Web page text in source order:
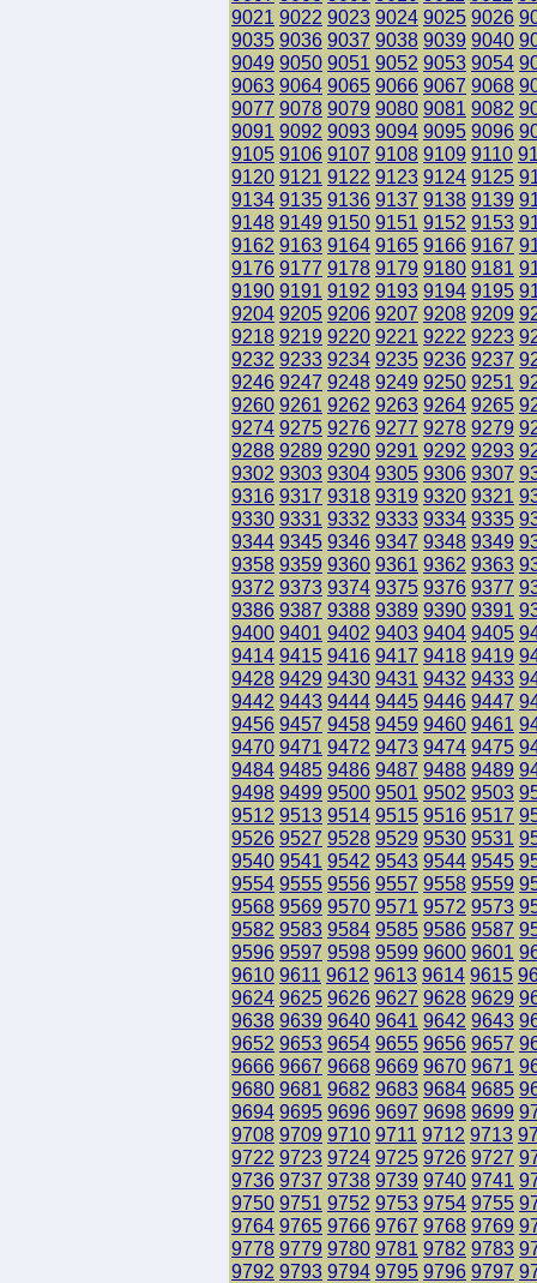
9021 9022 9023 9024 9025 9026
9035 9036 9037 9038 9039 9040
9049 9050 9051 9052 9053 9054
9063 9064 9065 9066 9067 9068
9077 9078 9079 9080 9081 9082
9091 9092 9093 9094 9095 9096
9105 9106 9107 9108 9109 9110
9120 9121 9122 9123 9124 9125
9134 9135 9136 9137 9138 9139
9148 9149 9150 9151 9152 9153
9162 9163 9164 9165 9166 9167
9176 9177 9178 9179 9180 9181
9190 9191 9192 9193 9194 9195
9204 9205 9206 9207 9208 9209
9218 9219 9220 9221 9222 9223
9232 9233 9234 9235 9236 9237
9246 9247 9248 9249 9250 9251
9260 9261 9262 9263 9264 9265
9274 9275 9276 9277 9278 9279
9288 9289 9290 9291 9292 9293
9302 9303 9304 9305 9306 9307
9316 9317 9318 9319 9320 9321
9330 9331 9332 9333 9334 9335
9344 9345 9346 9347 9348 9349
9358 9359 9360 9361 9362 9363
9372 9373 9374 9375 9376 9377
9386 9387 9388 9389 9390 9391
9400 9401 9402 9403 9404 9405
9414 9415 9416 9417 9418 9419
9428 9429 9430 9431 9432 9433
9442 9443 9444 9445 9446 9447
9456 9457 9458 9459 9460 9461
9470 9471 9472 9473 9474 9475
9484 9485 9486 9487 9488 9489
9498 9499 9500 9501 9502 9503
9512 9513 9514 9515 9516 9517
9526 9527 9528 9529 9530 9531
9540 9541 9542 9543 9544 9545
9554 9555 9556 9557 9558 9559
9568 9569 9570 9571 9572 9573
9582 9583 9584 9585 9586 9587
9596 9597 9598 9599 9600 9601
9610 9611 9612 9613 9614 9615
9624 9625 9626 9627 9628 9629
9638 9639 9640 9641 9642 9643
9652 9653 9654 9655 9656 9657
9666 9667 9668 9669 9670 9671
9680 9681 9682 9683 9684 9685
9694 9695 9696 9697 9698 9699
9708 9709 9710 9711 9712 9713
9722 9723 9724 9725 9726 9727
9736 9737 9738 9739 9740 9741
9750 9751 9752 9753 9754 9755
9764 9765 9766 9767 9768 9769
9778 9779 9780 9781 9782 9783
9792 9793 9794 9795 9796 9797